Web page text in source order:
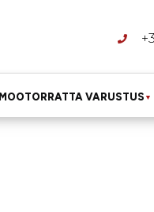
MOOTORRATTA VARUSTUS ▼